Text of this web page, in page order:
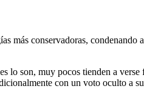
más conservadoras,
lo son, muy pocos tienden a
con un voto oculto a